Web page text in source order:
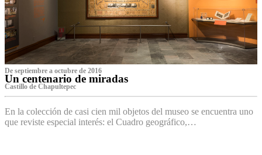
De septiembre a octubre de 2016
Un centenario de miradas
Castillo de Chapultepec
En la colección de casi cien mil objetos del museo se encuentra uno
que reviste especial interés: el Cuadro geográfico,…